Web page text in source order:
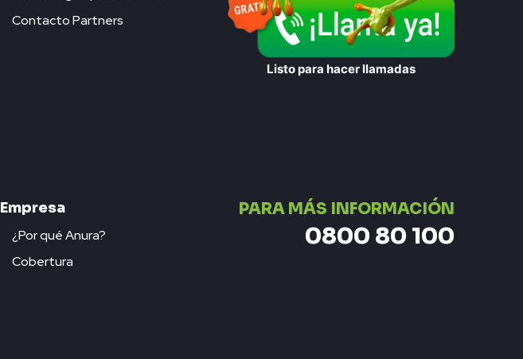
Contacto Partners
Listo para hacer llamadas
Empresa
¿Por qué Anura?
Cobertura
PARA MÁS INFORMACIÓN
0800 80 100